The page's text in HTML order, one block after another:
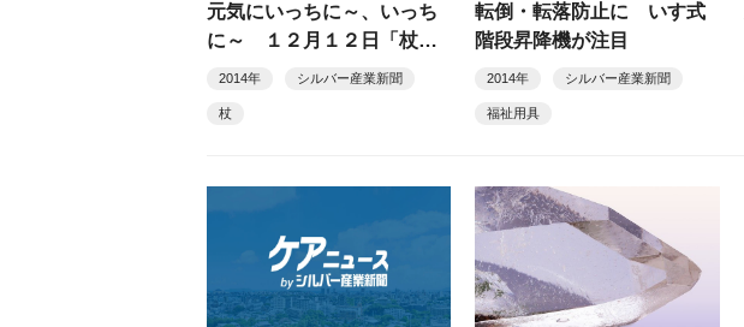
元気にいっちに～、いっち
に～ １２月１２日「杖の
日」に
2014年 シルバー産業新聞
杖
転倒・転落防止に いす式
階段昇降機が注目
2014年 シルバー産業新聞
福祉用具